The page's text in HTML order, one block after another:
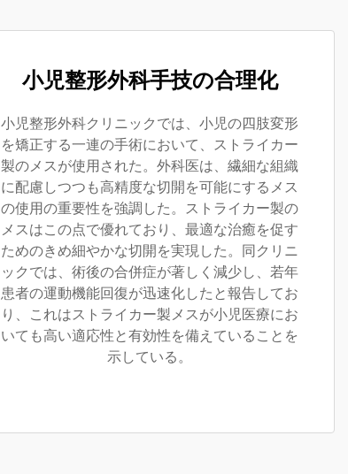
小児整形外科手技の合理化
小児整形外科クリニックでは、小児の四肢変形
を矯正する一連の手術において、ストライカー
製のメスが使用された。外科医は、繊細な組織
に配慮しつつも高精度な切開を可能にするメス
の使用の重要性を強調した。ストライカー製の
メスはこの点で優れており、最適な治癒を促す
ためのきめ細やかな切開を実現した。同クリニ
ックでは、術後の合併症が著しく減少し、若年
患者の運動機能回復が迅速化したと報告してお
り、これはストライカー製メスが小児医療にお
いても高い適応性と有効性を備えていることを
示している。